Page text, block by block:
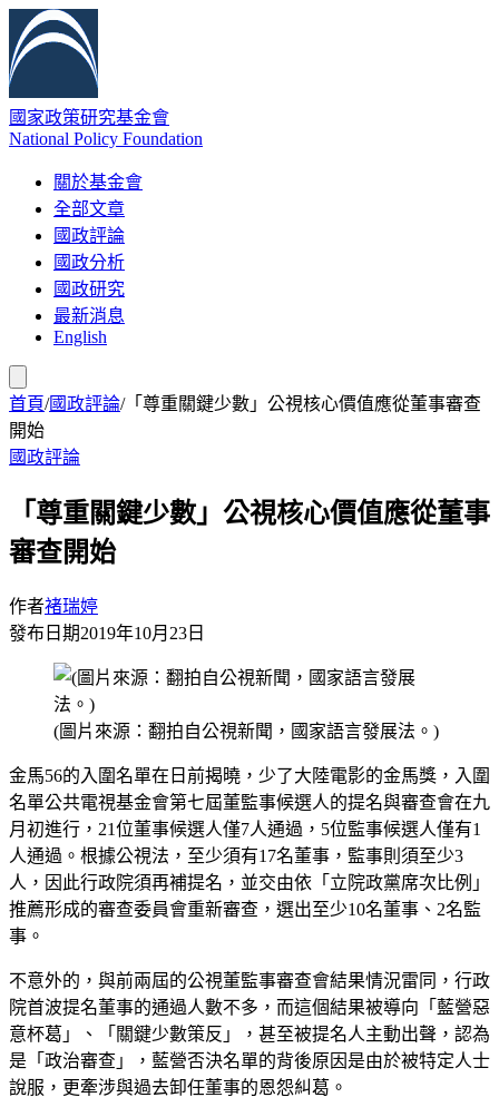
國家政策研究基金會
National Policy Foundation
關於基金會
全部文章
國政評論
國政分析
國政研究
最新消息
English
首頁/國政評論/「尊重關鍵少數」公視核心價值應從董事審查
開始
國政評論
「尊重關鍵少數」公視核心價值應從董事
審查開始
作者褚瑞婷
發布日期2019年10月23日
(圖片來源：翻拍自公視新聞，國家語言發展法。)
金馬56的入圍名單在日前揭曉，少了大陸電影的金馬獎，入圍
名單公共電視基金會第七屆董監事候選人的提名與審查會在九
月初進行，21位董事候選人僅7人通過，5位監事候選人僅有1
人通過。根據公視法，至少須有17名董事，監事則須至少3
人，因此行政院須再補提名，並交由依「立院政黨席次比例」
推薦形成的審查委員會重新審查，選出至少10名董事、2名監
事。
不意外的，與前兩屆的公視董監事審查會結果情況雷同，行政
院首波提名董事的通過人數不多，而這個結果被導向「藍營惡
意杯葛」、「關鍵少數策反」，甚至被提名人主動出聲，認為
是「政治審查」，藍營否決名單的背後原因是由於被特定人士
說服，更牽涉與過去卸任董事的恩怨糾葛。